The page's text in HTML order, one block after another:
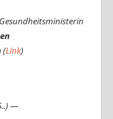
(Link)
—